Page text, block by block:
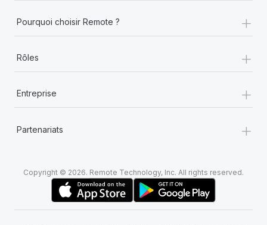
Pourquoi choisir Remote ? +
Rôles +
Entreprise +
Partenariats +
Copyright © 2026. Remote Technology, Inc. All rights reserved.